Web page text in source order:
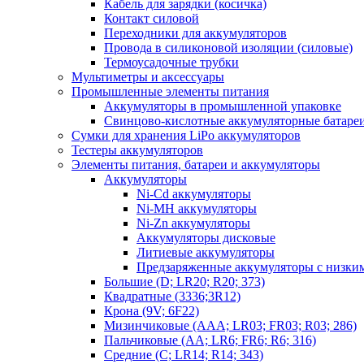
Кабель для зарядки (косичка)
Контакт силовой
Переходники для аккумуляторов
Провода в силиконовой изоляции (силовые)
Термоусадочные трубки
Мультиметры и аксессуары
Промышленные элементы питания
Аккумуляторы в промышленной упаковке
Свинцово-кислотные аккумуляторные
Сумки для хранения LiPo аккумуляторов
Тестеры аккумуляторов
Элементы питания, батареи и аккумуляторы
Аккумуляторы
Ni-Cd аккумуляторы
Ni-MH аккумуляторы
Ni-Zn аккумуляторы
Аккумуляторы дисковые
Литиевые аккумуляторы
Предзаряженные аккумуляторы с
Большие (D; LR20; R20; 373)
Квадратные (3336;3R12)
Крона (9V; 6F22)
Мизинчиковые (AAA; LR03; FR03; R03; 286)
Пальчиковые (AA; LR6; FR6; R6; 316)
Средние (C; LR14; R14; 343)